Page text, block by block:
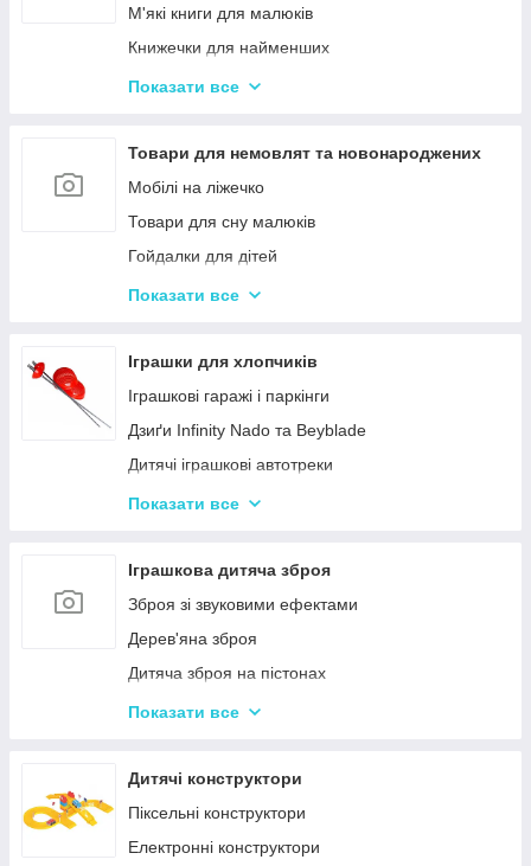
Іграшка Неваляшка
Каталки з ручкою і на мотузочці
Розвиваючі килимки
Магнітна риболовля для дітей
Стрибуни для дітей
М'які книги для малюків
Книжечки для найменших
Книги з наклейками
Книги для дітей початкових класів
Книги для підлітків
Енциклопедії для дітей
Показати все
Товари для немовлят та новонароджених
Мобілі на ліжечко
Товари для сну малюків
Гойдалки для дітей
Дитячі горщики
Розвиваючі килимки для немовлят
Нічні світильники для немовлят
Дитячий посуд
Дитяча гігієна та догляд
Дитяча безпека
Показати все
Іграшки для хлопчиків
Іграшкові гаражі і паркінги
Дзиґи Infinity Nado та Beyblade
Дитячі іграшкові автотреки
Іграшкова залізниця та потяги
Дитячий іграшковий інструмент
Іграшкові роботи-трансформери
Ігрові рольові набори для хлопчиків
Показати все
Іграшкова дитяча зброя
Зброя зі звуковими ефектами
Дерев'яна зброя
Дитяча зброя на пістонах
Дитячі водяні пістолети, автомати
Дитячі іграшкові луки, стріли, арбалети
Іграшкові пістолети
Дитячі пістолети, гвинтівки з м'якими кулями
Показати все
Дитячі конструктори
Піксельні конструктори
Електронні конструктори